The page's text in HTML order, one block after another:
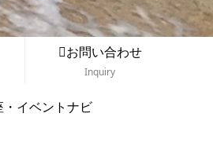
お問い合わせ
Inquiry
イベントナビ